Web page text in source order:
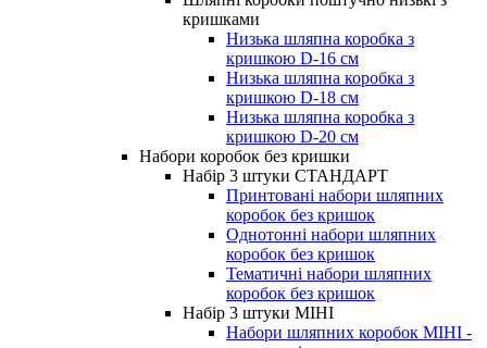
кришками
Низька шляпна коробка з
кришкою D-16 см
Низька шляпна коробка з
кришкою D-18 см
Низька шляпна коробка з
кришкою D-20 см
Набори коробок без кришки
Набір 3 штуки СТАНДАРТ
Принтовані набори шляпних
коробок без кришок
Однотонні набори шляпних
коробок без кришок
Тематичні набори шляпних
коробок без кришок
Набір 3 штуки МІНІ
Набори шляпних коробок МІНІ -